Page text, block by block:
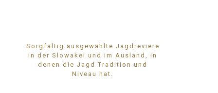
Sorgfältig ausgewählte Jagdreviere
in der Slowakei und im Ausland, in
denen die Jagd Tradition und
Niveau hat.